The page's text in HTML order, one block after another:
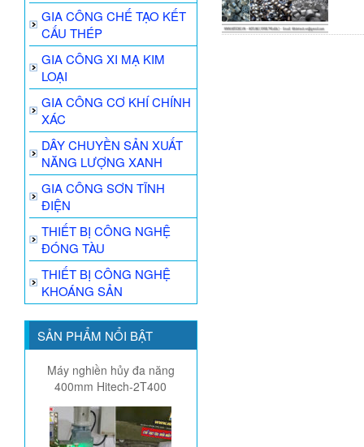
GIA CÔNG CHẾ TẠO KẾT
CẤU THÉP
GIA CÔNG XI MẠ KIM
LOẠI
GIA CÔNG CƠ KHÍ CHÍNH
XÁC
DÂY CHUYỀN SẢN XUẤT
NĂNG LƯỢNG XANH
GIA CÔNG SƠN TĨNH
ĐIỆN
THIẾT BỊ CÔNG NGHỆ
ĐÓNG TÀU
THIẾT BỊ CÔNG NGHỆ
KHOÁNG SẢN
SẢN PHẨM NỔI BẬT
Máy nghiền hủy đa năng
400mm Hitech-2T400